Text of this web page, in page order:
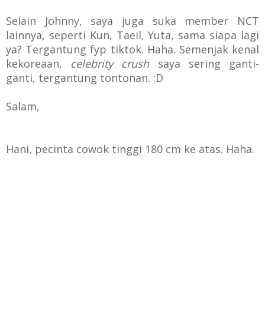
Selain Johnny, saya juga suka member NCT
lainnya, seperti Kun, Taeil, Yuta, sama siapa lagi
ya? Tergantung fyp tiktok. Haha. Semenjak kenal
kekoreaan, celebrity crush saya sering ganti-
ganti, tergantung tontonan. :D
Salam,
Hani, pecinta cowok tinggi 180 cm ke atas. Haha.